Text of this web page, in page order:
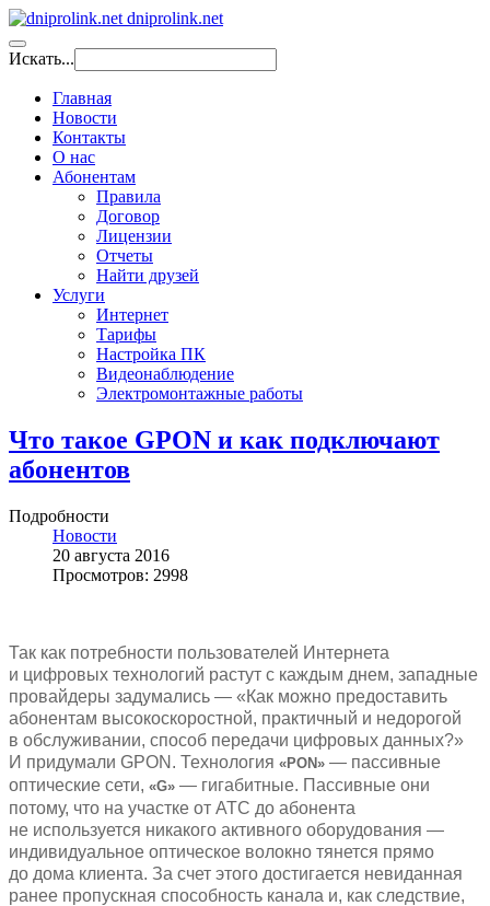
dniprolink.net
Искать...
Главная
Новости
Контакты
О нас
Абонентам
Правила
Договор
Лицензии
Отчеты
Найти друзей
Услуги
Интернет
Тарифы
Настройка ПК
Видеонаблюдение
Электромонтажные работы
Что такое GPON и как подключают
абонентов
Подробности
Новости
20 августа 2016
Просмотров: 2998
Так как потребности пользователей Интернета
и цифровых технологий растут с каждым днем, западные
провайдеры задумались — «Как можно предоставить
абонентам высокоскоростной, практичный и недорогой
в обслуживании, способ передачи цифровых данных?»
И придумали GPON. Технология «PON» — пассивные
оптические сети, «G» — гигабитные. Пассивные они
потому, что на участке от АТС до абонента
не используется никакого активного оборудования —
индивидуальное оптическое волокно тянется прямо
до дома клиента. За счет этого достигается невиданная
ранее пропускная способность канала и, как следствие,